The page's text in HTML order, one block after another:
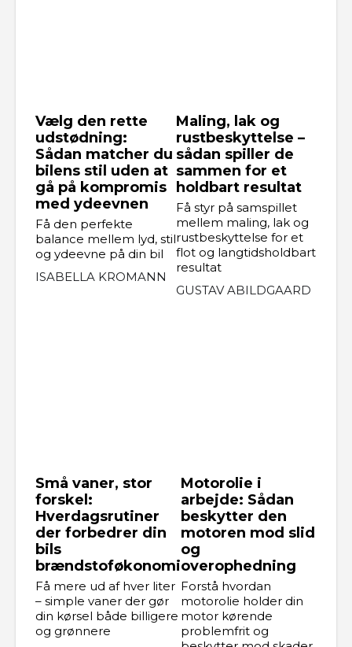
Vælg den rette
udstødning:
Sådan matcher du
bilens stil uden at
gå på kompromis
med ydeevnen
Få den perfekte
balance mellem lyd, stil
og ydeevne på din bil
ISABELLA KROMANN
Maling, lak og
rustbeskyttelse –
sådan spiller de
sammen for et
holdbart resultat
Få styr på samspillet
mellem maling, lak og
rustbeskyttelse for et
flot og langtidsholdbart
resultat
GUSTAV ABILDGAARD
Små vaner, stor
forskel:
Hverdagsrutiner
der forbedrer din
bils
brændstoføkonomi
Få mere ud af hver liter
– simple vaner der gør
din kørsel både billigere
og grønnere
Motorolie i
arbejde: Sådan
beskytter den
motoren mod slid
og
overophedning
Forstå hvordan
motorolie holder din
motor kørende
problemfrit og